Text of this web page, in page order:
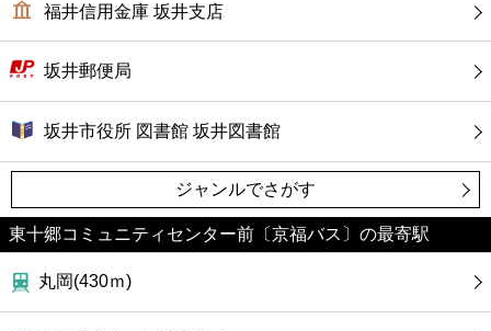
エンタメ
レジャー
書店
福井信用金庫 坂井支店
坂井郵便局
坂井市役所 図書館 坂井図書館
ジャンルでさがす
東十郷コミュニティセンター前〔京福バス〕の最寄駅
丸岡(430ｍ)